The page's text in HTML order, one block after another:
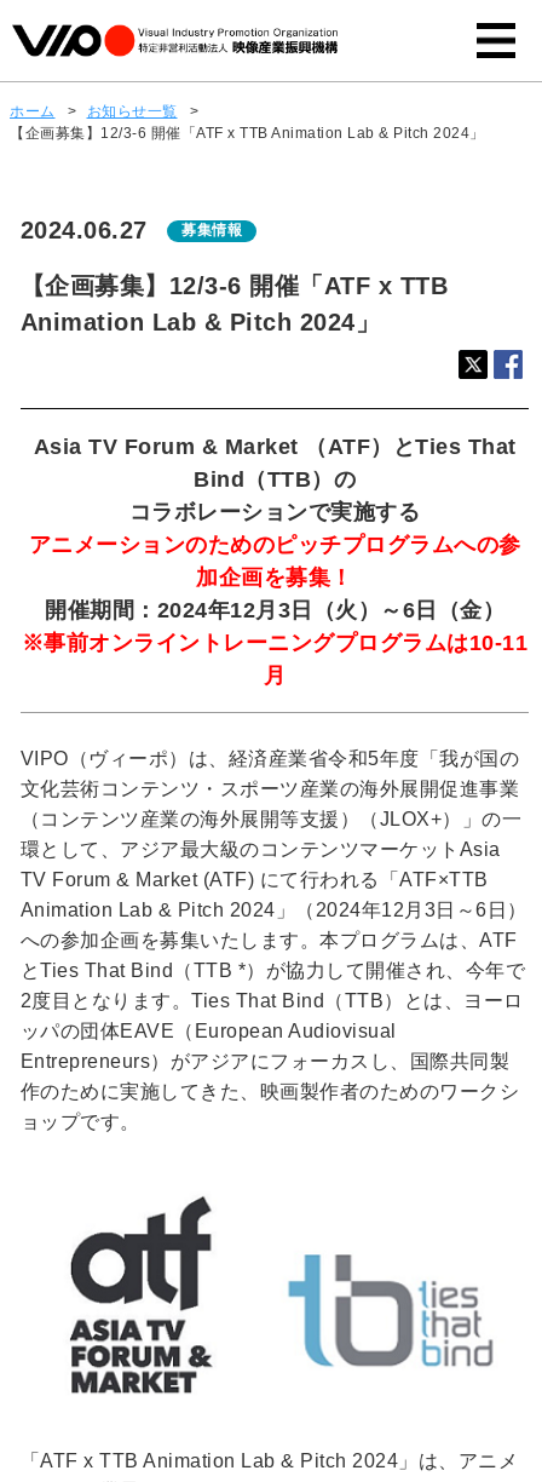
ホーム > お知らせ一覧
>
【企画募集】12/3-6 開催「ATF x TTB Animation Lab & Pitch 2024」
2024.06.27 募集情報
【企画募集】12/3-6 開催「ATF x TTB
Animation Lab & Pitch 2024」
Asia TV Forum & Market （ATF）とTies That
Bind（TTB）の
コラボレーションで実施する
アニメーションのためのピッチプログラムへの参
加企画を募集！
開催期間：2024年12月3日（火）～6日（金）
※事前オンライントレーニングプログラムは10-11
月
VIPO（ヴィーポ）は、経済産業省令和5年度「我が国の
文化芸術コンテンツ・スポーツ産業の海外展開促進事業
（コンテンツ産業の海外展開等支援）（JLOX+）」の一
環として、アジア最大級のコンテンツマーケットAsia
TV Forum & Market (ATF) にて行われる「ATF×TTB
Animation Lab & Pitch 2024」（2024年12月3日～6日）
への参加企画を募集いたします。本プログラムは、ATF
とTies That Bind（TTB *）が協力して開催され、今年で
2度目となります。Ties That Bind（TTB）とは、ヨーロ
ッパの団体EAVE（European Audiovisual
Entrepreneurs）がアジアにフォーカスし、国際共同製
作のために実施してきた、映画製作者のためのワークシ
ョップです。
「ATF x TTB Animation Lab & Pitch 2024」は、アニメ